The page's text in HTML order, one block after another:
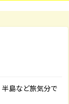
島など旅気分で